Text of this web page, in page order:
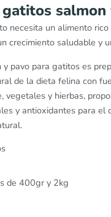
salmon
necesita un alimento
crecimiento saludable y
y pavo para gatitos es
de la dieta felina con
vegetales y hierbas,
y antioxidantes para
de 400gr y 2kg